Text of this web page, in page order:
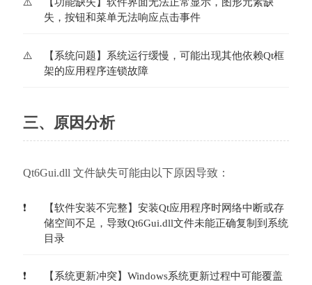
失，按钮和菜单无法响应点击事件
【系统问题】系统运行缓慢，可能出现其他依赖Qt框
架的应用程序连锁故障
三、原因分析
Qt6Gui.dll 文件缺失可能由以下原因导致：
【软件安装不完整】安装Qt应用程序时网络中断或存
储空间不足，导致Qt6Gui.dll文件未能正确复制到系统
目录
【系统更新冲突】Windows系统更新过程中可能覆盖